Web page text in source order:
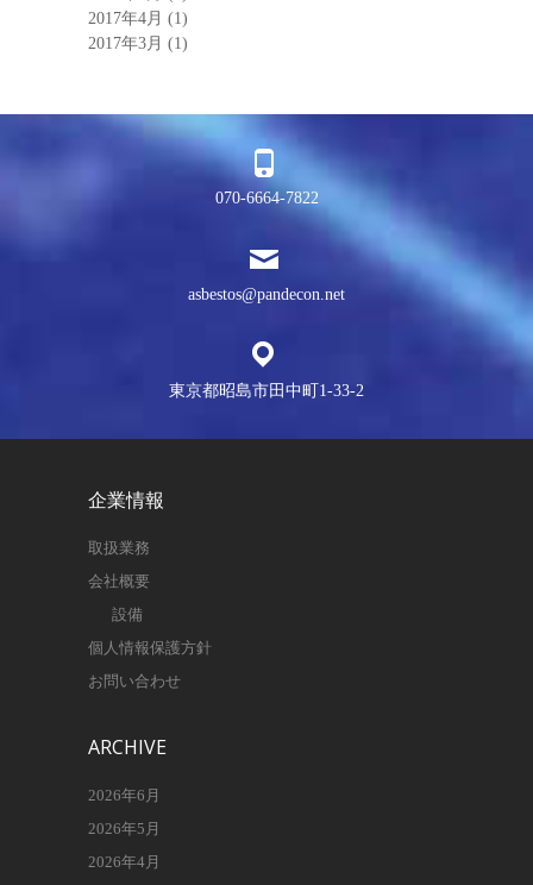
2017年4月 (1)
2017年3月 (1)
070-6664-7822
asbestos@pandecon.net
東京都昭島市田中町1-33-2
企業情報
取扱業務
会社概要
設備
個人情報保護方針
お問い合わせ
ARCHIVE
2026年6月
2026年5月
2026年4月